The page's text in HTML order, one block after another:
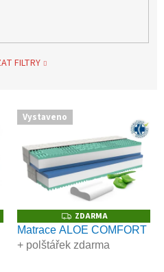
FILTRY
Vystaveno
Z
D
A
R
ZDARMA
Matrace ALOE COMFORT
+ polštářek zdarma